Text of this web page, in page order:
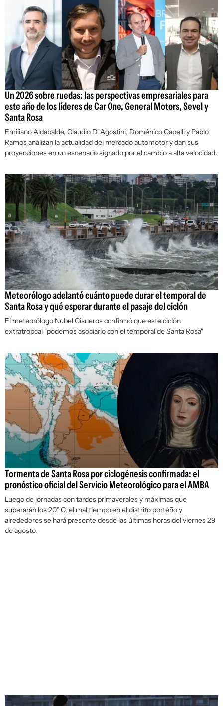
Un 2026 sobre ruedas: las perspectivas empresariales para
este año de los líderes de Car One, General Motors, Sevel y
Santa Rosa
Emiliano Aldabalde, Claudio D´Agostini, Doménico Capelli y Pablo
Ramos analizan la actualidad del mercado automotor y dan sus
proyecciones en un escenario signado por el cambio a alta velocidad.
Meteorólogo adelantó cuánto puede durar el temporal de
Santa Rosa y qué esperar durante el pasaje del ciclón
El meteorólogo Nubel Cisneros confirmó que este ciclón
extratropcal "podemos asociarlo con el temporal de Santa Rosa"
Tormenta de Santa Rosa por ciclogénesis confirmada: el
pronóstico oficial del Servicio Meteorológico para el AMBA
Luego de jornadas con tardes primaverales y máximas que
superarán los 20° C, el mal tiempo en el distrito porteño y
alrededores se hará presente desde las últimas horas del viernes 29
de agosto.